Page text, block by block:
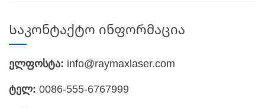
Საკონტაქტო ინფორმაცია
ელფოსტა: info@raymaxlaser.com
ტელ: 0086-555-6767999